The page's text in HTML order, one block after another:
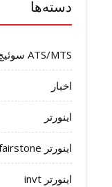
دسته‌ها
ATS/MTS سوئیچ انتقال اتوماتیک
اخبار
اینورتر
اینورتر fairstone
اینورتر invt